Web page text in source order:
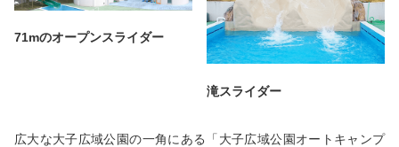
71mのオープンスライダー
滝スライダー
広大な大子広域公園の一角にある「大子広域公園オートキャンプ